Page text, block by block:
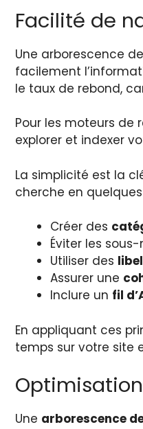
Facilité de
Une arborescence
facilement
le taux de rebond,
Pour les moteurs de
explorer et indexer
La simplicité est la
cherche en
Créer des
Éviter les
Utiliser des
Assurer une
Inclure un fil
En appliquant ces
temps sur votre site
Une arborescence